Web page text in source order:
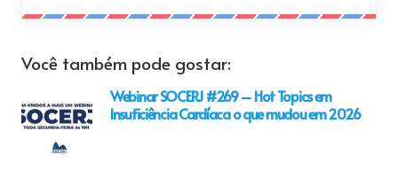
Você também pode gostar:
Webinar SOCERJ #269 – Hot Topics em
Insuficiência Cardíaca o que mudou em 2026